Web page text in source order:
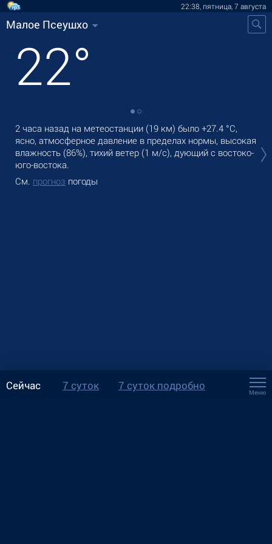
22:38, пятница, 7 августа
Малое Псеушхо
22°
2 часа назад на метеостанции (19 км) было +27.4 °C,
ясно, атмосферное давление в пределах нормы, высокая
влажность (86%), тихий ветер (1 м/с), дующий с востоко-
юго-востока.
См. прогноз погоды
Сейчас 7 суток 7 суток подробно
Меню